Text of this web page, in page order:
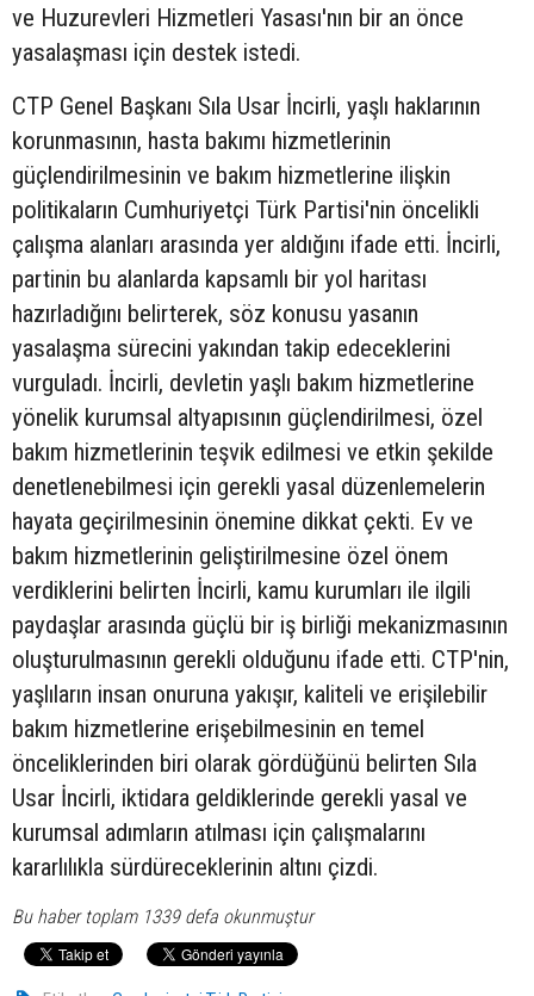
ve Huzurevleri Hizmetleri Yasası'nın bir an önce
yasalaşması için destek istedi.
CTP Genel Başkanı Sıla Usar İncirli, yaşlı haklarının
korunmasının, hasta bakımı hizmetlerinin
güçlendirilmesinin ve bakım hizmetlerine ilişkin
politikaların Cumhuriyetçi Türk Partisi'nin öncelikli
çalışma alanları arasında yer aldığını ifade etti. İncirli,
partinin bu alanlarda kapsamlı bir yol haritası
hazırladığını belirterek, söz konusu yasanın
yasalaşma sürecini yakından takip edeceklerini
vurguladı. İncirli, devletin yaşlı bakım hizmetlerine
yönelik kurumsal altyapısının güçlendirilmesi, özel
bakım hizmetlerinin teşvik edilmesi ve etkin şekilde
denetlenebilmesi için gerekli yasal düzenlemelerin
hayata geçirilmesinin önemine dikkat çekti. Ev ve
bakım hizmetlerinin geliştirilmesine özel önem
verdiklerini belirten İncirli, kamu kurumları ile ilgili
paydaşlar arasında güçlü bir iş birliği mekanizmasının
oluşturulmasının gerekli olduğunu ifade etti. CTP'nin,
yaşlıların insan onuruna yakışır, kaliteli ve erişilebilir
bakım hizmetlerine erişebilmesinin en temel
önceliklerinden biri olarak gördüğünü belirten Sıla
Usar İncirli, iktidara geldiklerinde gerekli yasal ve
kurumsal adımların atılması için çalışmalarını
kararlılıkla sürdüreceklerinin altını çizdi.
Bu haber toplam 1339 defa okunmuştur